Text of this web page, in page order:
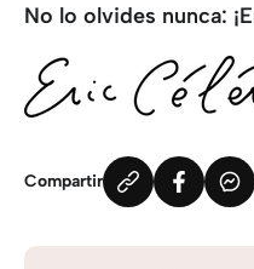
No lo olvides nunca:
Compartir